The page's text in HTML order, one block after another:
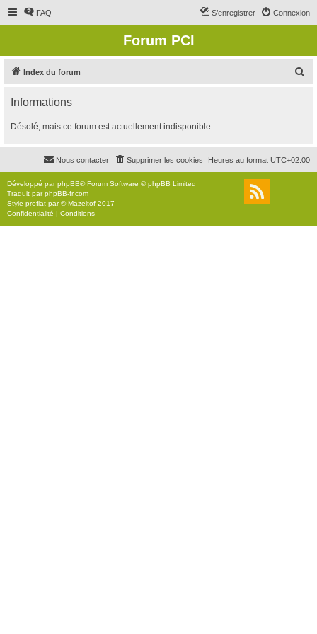
FAQ Connexion
S’enregistrer
Forum PCI
Index du forum
r
c
r
Informations
Désolé, mais ce forum est actuellement indisponible.
Heures au format UTC+02:00
Supprimer les cookies
Nous contacter
Développé parphpBB® Forum Software © phpBB Limited
Traduit parphpBB-fr.com
Style proflat par ©Mazeltof 2017
Confidentialité | Conditions